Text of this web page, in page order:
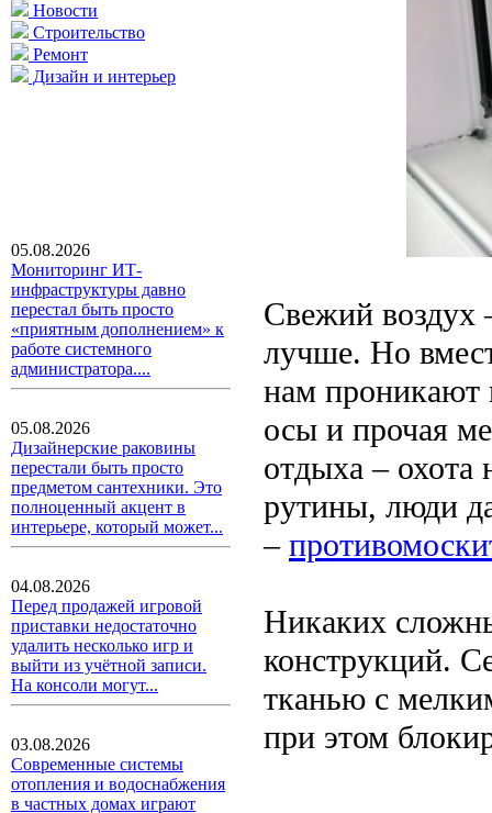
Новости
Строительство
Ремонт
Дизайн и интерьер
05.08.2026
Мониторинг ИТ-
инфраструктуры давно
перестал быть просто
«приятным дополнением» к
работе системного
администратора....
05.08.2026
Дизайнерские раковины
перестали быть просто
предметом сантехники. Это
полноценный акцент в
интерьере, который может...
04.08.2026
Перед продажей игровой
приставки недостаточно
удалить несколько игр и
выйти из учётной записи.
На консоли могут...
03.08.2026
Современные системы
отопления и водоснабжения
в частных домах играют
Свежий воздух
лучше. Но
нам проникают
осы и прочая
отдыха – охота
рутины, люди
–
Никаких
конструкций.
тканью с
при этом